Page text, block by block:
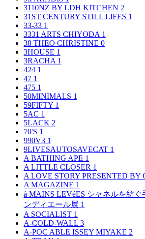
3110NZ BY LDH KITCHEN 2
31ST CENTURY STILL LIFES 1
33-33 1
3331 ARTS CHIYODA 1
38 THEO CHRISTINE 0
3HOUSE 1
3RACHA 1
424 1
47 1
475 1
50MINIMALS 1
59FIFTY 1
5AC 1
5LACK 2
70'S 1
990V3 1
9LIVESAUTOSAVECAT 1
A BATHING APE 1
A LITTLE CLOSER 1
A LOVE STORY PRESENTED BY
A MAGAZINE 1
à MAINS LEVéES シャネルを紡ぐ
ンディエール展 1
A SOCIALIST 1
A-COLD-WALL 3
A-POC ABLE ISSEY MIYAKE 2